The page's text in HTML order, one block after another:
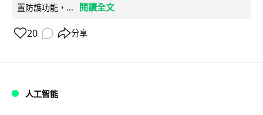
置防護功能，...
閱讀全文
20 分享
人工智能